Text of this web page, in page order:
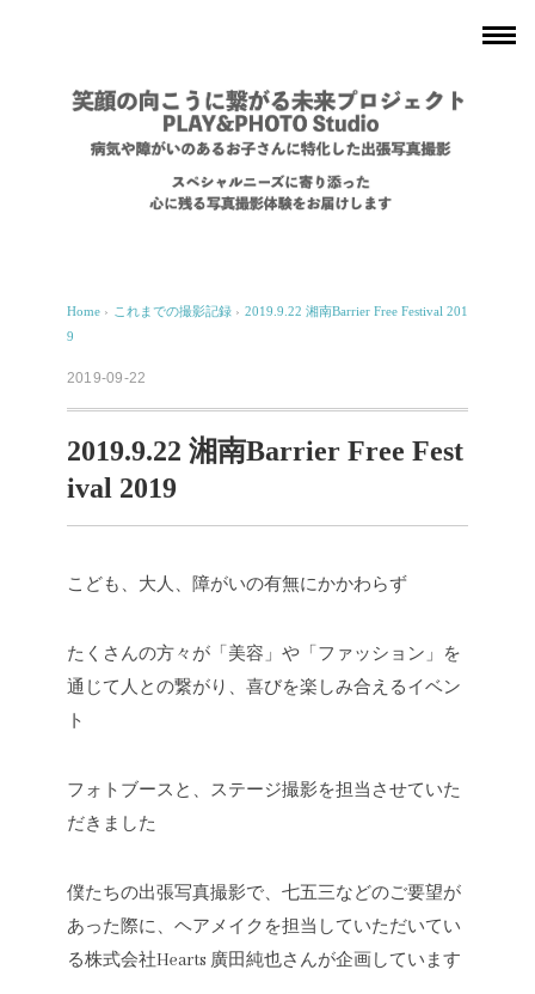
Home › これまでの撮影記録 › 2019.9.22 湘南Barrier Free Festival 201
9
2019-09-22
2019.9.22 湘南Barrier Free Fest
ival 2019
こども、大人、障がいの有無にかかわらず
たくさんの方々が「美容」や「ファッション」を
通じて人との繋がり、喜びを楽しみ合えるイベン
ト
フォトブースと、ステージ撮影を担当させていた
だきました
僕たちの出張写真撮影で、七五三などのご要望が
あった際に、ヘアメイクを担当していただいてい
る株式会社Hearts 廣田純也さんが企画しています